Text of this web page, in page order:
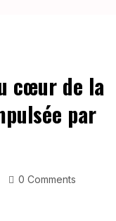
cœur de la
par
0 Comments